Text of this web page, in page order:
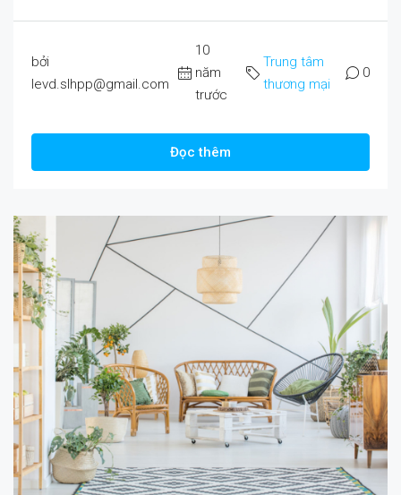
bởi
levd.slhpp@gmail.com
10
năm
trước
Trung tâm
thương mại
0
Đọc thêm